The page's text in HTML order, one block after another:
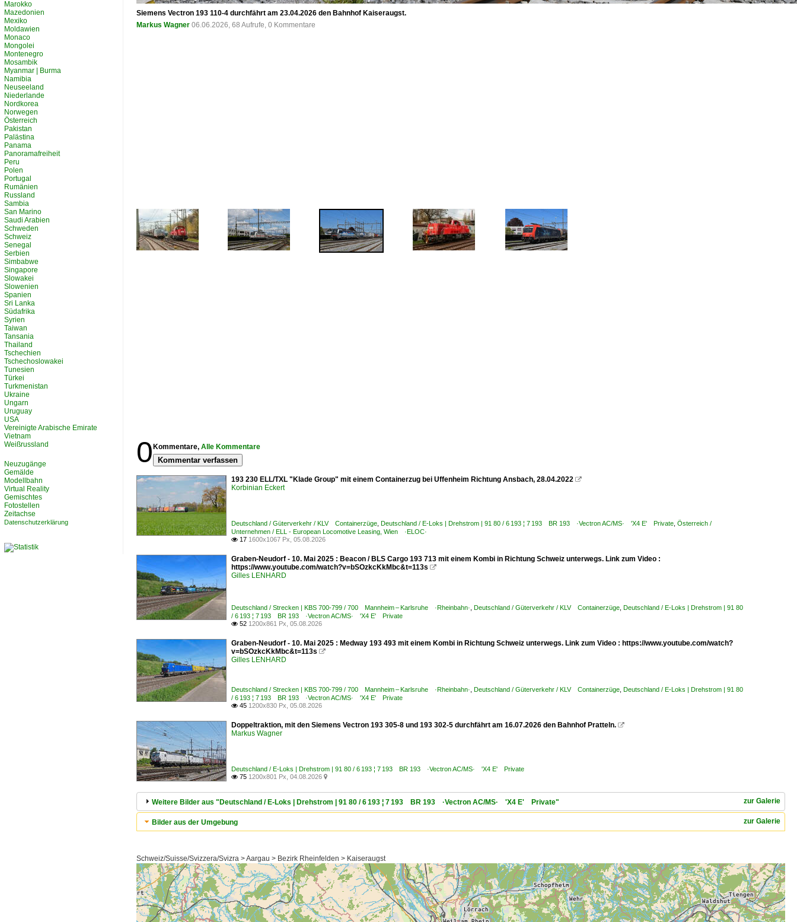
Siemens Vectron 193 110-4 durchfährt am 23.04.2026 den Bahnhof Kaiseraugst.
Markus Wagner 06.06.2026, 68 Aufrufe, 0 Kommentare
0 Kommentare, Alle Kommentare
Kommentar verfassen
193 230 ELL/TXL "Klade Group" mit einem Containerzug bei Uffenheim Richtung Ansbach, 28.04.2022 
Korbinian Eckert
Deutschland / Güterverkehr / KLV Containerzüge Deutschland / E-Loks | Drehstrom | 91 80 / 6 193 ¦ 7 193 BR 193 ·Vectron AC/MS· 'X4 E' Private Österreich /
Unternehmen / ELL - European Locomotive Leasing, Wien ·ELOC·
 17 1600x1067 Px, 05.08.2026
Graben-Neudorf - 10. Mai 2025 : Beacon / BLS Cargo 193 713 mit einem Kombi in Richtung Schweiz unterwegs. Link zum Video :
https://www.youtube.com/watch?v=bSOzkcKkMbc&t=113s 
Gilles LENHARD
Deutschland / Strecken | KBS 700-799 / 700 Mannheim – Karlsruhe ·Rheinbahn· Deutschland / Güterverkehr / KLV Containerzüge Deutschland / E-Loks | Drehstrom | 91 80
/ 6 193 ¦ 7 193 BR 193 ·Vectron AC/MS· 'X4 E' Private
 52 1200x861 Px, 05.08.2026
Graben-Neudorf - 10. Mai 2025 : Medway 193 493 mit einem Kombi in Richtung Schweiz unterwegs. Link zum Video : https://www.youtube.com/watch?
v=bSOzkcKkMbc&t=113s 
Gilles LENHARD
Deutschland / Strecken | KBS 700-799 / 700 Mannheim – Karlsruhe ·Rheinbahn· Deutschland / Güterverkehr / KLV Containerzüge Deutschland / E-Loks | Drehstrom | 91 80
/ 6 193 ¦ 7 193 BR 193 ·Vectron AC/MS· 'X4 E' Private
 45 1200x830 Px, 05.08.2026
Doppeltraktion, mit den Siemens Vectron 193 305-8 und 193 302-5 durchfährt am 16.07.2026 den Bahnhof Pratteln. 
Markus Wagner
Deutschland / E-Loks | Drehstrom | 91 80 / 6 193 ¦ 7 193 BR 193 ·Vectron AC/MS· 'X4 E' Private
 75 1200x801 Px, 04.08.2026 
zur Galerie
Weitere Bilder aus "Deutschland / E-Loks | Drehstrom | 91 80 / 6 193 ¦ 7 193 BR 193 ·Vectron AC/MS· 'X4 E' Private"
zur Galerie
Bilder aus der Umgebung
Schweiz/Suisse/Svizzera/Svizra > Aargau > Bezirk Rheinfelden > Kaiseraugst
Marokko
Mazedonien
Mexiko
Moldawien
Monaco
Mongolei
Montenegro
Mosambik
Myanmar | Burma
Namibia
Neuseeland
Niederlande
Nordkorea
Norwegen
Österreich
Pakistan
Palästina
Panama
Panoramafreiheit
Peru
Polen
Portugal
Rumänien
Russland
Sambia
San Marino
Saudi Arabien
Schweden
Schweiz
Senegal
Serbien
Simbabwe
Singapore
Slowakei
Slowenien
Spanien
Sri Lanka
Südafrika
Syrien
Taiwan
Tansania
Thailand
Tschechien
Tschechoslowakei
Tunesien
Türkei
Turkmenistan
Ukraine
Ungarn
Uruguay
USA
Vereinigte Arabische Emirate
Vietnam
Weißrussland
Neuzugänge
Gemälde
Modellbahn
Virtual Reality
Gemischtes
Fotostellen
Zeitachse
Datenschutzerklärung